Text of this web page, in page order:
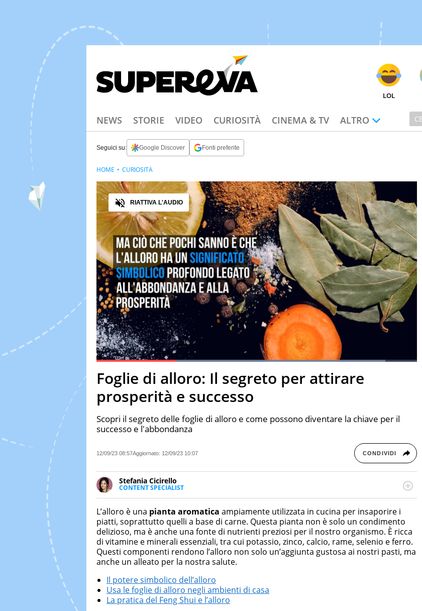
LOL
NEWS STORIE VIDEO CURIOSITÀ CINEMA & TV ALTRO
Seguici su: Google Discover Fonti preferite
PauseUnmuteCurrent Time
0:20 Duration
1:17
Loaded:90.18%
Fullscreen
Audio
RIATTIVA L'AUDIO
Foglie di alloro: Il segreto per attirare
prosperità e successo
Scopri il segreto delle foglie di alloro e come possono diventare la chiave per il
successo e l'abbondanza
12/09/23 08:57Aggiornato: 12/09/23 10:07 CONDIVIDI
Stefania Cicirello
CONTENT SPECIALIST
Content writer, video editor e fotografa, ha conseguito un Master in Digital & Social
Media Marketing. Scrive articoli in ottica SEO e realizza contenuti per social media, con
focus su Costume & Società, Moda e Bellezza.
HOME CURIOSITÀ
L’alloro è una pianta aromatica ampiamente utilizzata in cucina per insaporire i
piatti, soprattutto quelli a base di carne. Questa pianta non è solo un condimento
delizioso, ma è anche una fonte di nutrienti preziosi per il nostro organismo. È ricca
di vitamine e minerali essenziali, tra cui potassio, zinco, calcio, rame, selenio e ferro.
Questi componenti rendono l’alloro non solo un’aggiunta gustosa ai nostri pasti, ma
anche un alleato per la nostra salute.
Il potere simbolico dell’alloro
Usa le foglie di alloro negli ambienti di casa
La pratica del Feng Shui e l’alloro